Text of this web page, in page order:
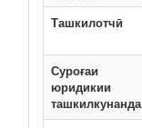
Ташкилотчӣ
Суроғаи
юридикии
ташкилкунанда